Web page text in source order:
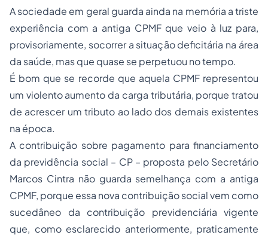
A sociedade em geral guarda ainda na memória a triste
experiência com a antiga CPMF que veio à luz para,
provisoriamente, socorrer a situação deficitária na área
da saúde, mas que quase se perpetuou no tempo.
É bom que se recorde que aquela CPMF representou
um violento aumento da carga tributária, porque tratou
de acrescer um tributo ao lado dos demais existentes
na época.
A contribuição sobre pagamento para financiamento
da previdência social – CP – proposta pelo Secretário
Marcos Cintra não guarda semelhança com a antiga
CPMF, porque essa nova contribuição social vem como
sucedâneo da contribuição previdenciária vigente
que, como esclarecido anteriormente, praticamente